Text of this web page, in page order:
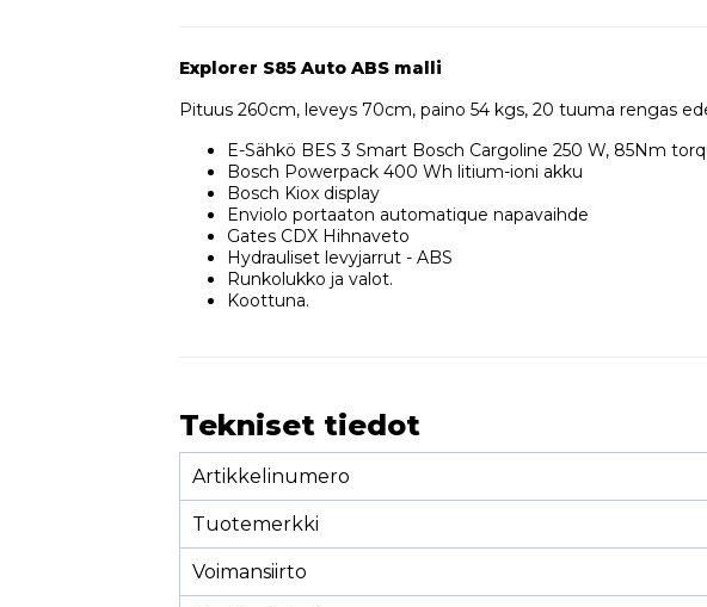
Explorer S85 Auto ABS malli
Pituus 260cm, leveys 70cm, paino 54 kgs, 20 tuuma rengas
E-Sähkö BES 3 Smart Bosch Cargoline 250 W, 85Nm
Bosch Powerpack 400 Wh litium-ioni akku
Bosch Kiox display
Enviolo portaaton automatique napavaihde
Gates CDX Hihnaveto
Hydrauliset levyjarrut - ABS
Runkolukko ja valot.
Koottuna.
Tekniset tiedot
Artikkelinumero
Tuotemerkki
Voimansiirto